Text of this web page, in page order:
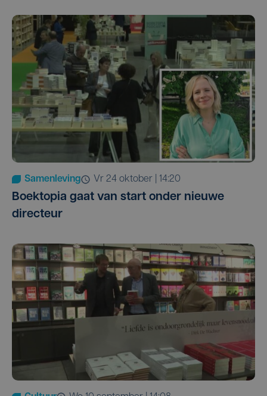
Samenleving vr 24 oktober | 14:20
Boektopia gaat van start onder nieuwe
directeur